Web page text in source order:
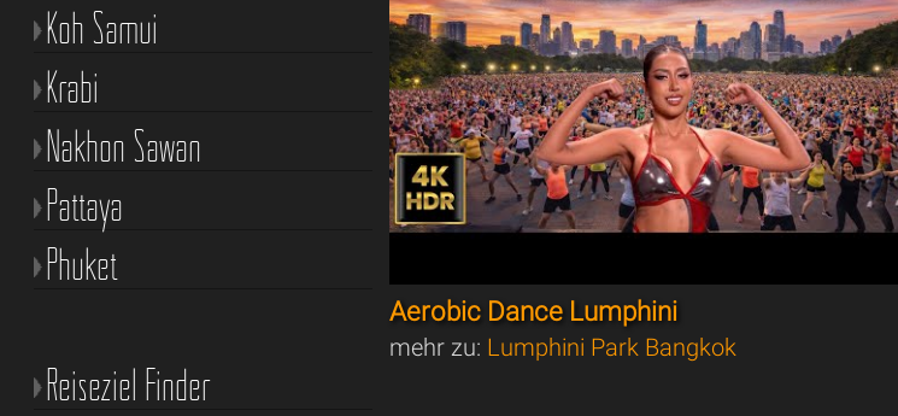
Aerobic Dance Lumphini
mehr zu: Lumphini Park Bangkok
Koh Samui
Krabi
Nakhon Sawan
Pattaya
Phuket
Reiseziel Finder